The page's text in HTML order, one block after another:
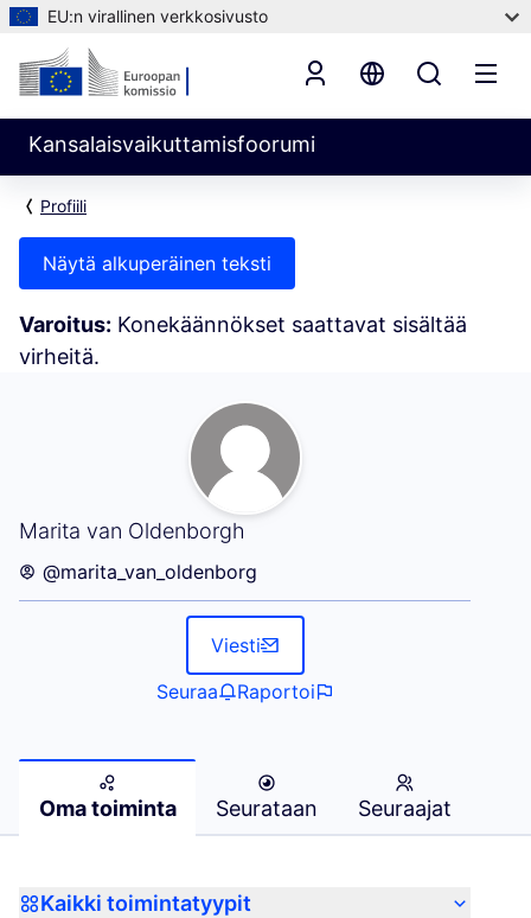
EU:n virallinen verkkosivusto
Kansalaisvaikuttamisfoorumi
Profiili
Näytä alkuperäinen teksti
Varoitus: Konekäännökset saattavat sisältää
virheitä.
Marita van Oldenborgh
Oma toiminta (Marita van Oldenborgh)
@marita_van_oldenborg
Viesti
Seuraa
Raportoi
Oma toiminta Seurataan Seuraajat
Kaikki toimintatyypit